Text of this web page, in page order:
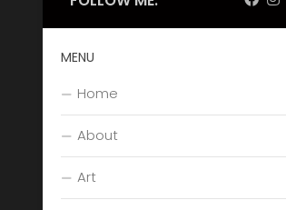
MENU
Home
About
Art